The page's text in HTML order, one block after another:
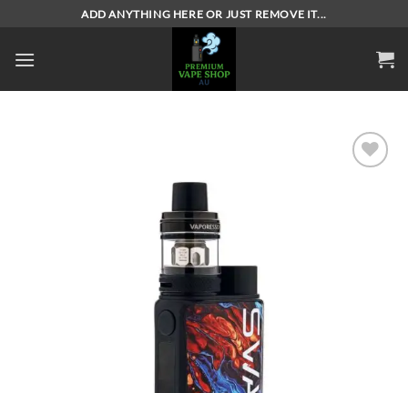
content
ADD ANYTHING HERE OR JUST REMOVE IT...